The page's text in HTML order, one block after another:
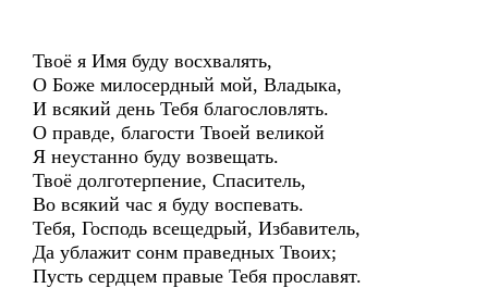
Твоё я Имя буду восхвалять,
О Боже милосердный мой, Владыка,
И всякий день Тебя благословлять.
О правде, благости Твоей великой
Я неустанно буду возвещать.
Твоё долготерпение, Спаситель,
Во всякий час я буду воспевать.
Тебя, Господь всещедрый, Избавитель,
Да ублажит сонм праведных Твоих;
Пусть сердцем правые Тебя прославят.